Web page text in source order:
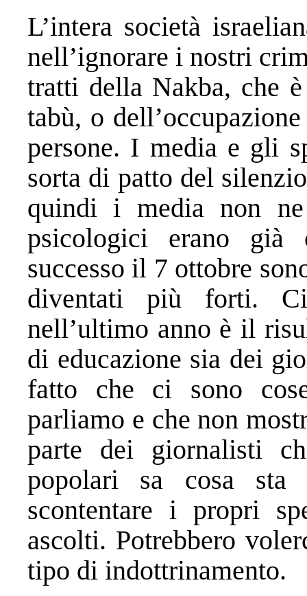
L’intera società
nell’ignorare i nostri
tratti della Nakba, che
tabù, o
persone. I media e gli
sorta di patto del
quindi i media non ne
psicologici erano già
successo il 7 ottobre
diventati più forti.
nell’ultimo anno è il
di educazione sia dei
fatto che ci sono
parliamo e che non
parte dei giornalisti
popolari sa cosa sta
scontentare i propri
ascolti. Potrebbero
tipo di indottrinamento.